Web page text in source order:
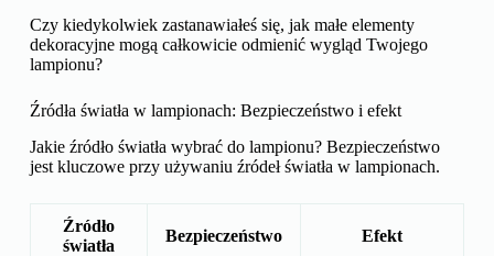
Czy kiedykolwiek zastanawiałeś się, jak małe elementy
dekoracyjne mogą całkowicie odmienić wygląd Twojego
lampionu?
Źródła światła w lampionach: Bezpieczeństwo i efekt
Jakie źródło światła wybrać do lampionu? Bezpieczeństwo
jest kluczowe przy używaniu źródeł światła w lampionach.
Źródło
światła
Bezpieczeństwo Efekt